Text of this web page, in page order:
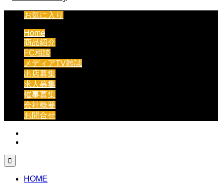
お気に入り
Home
商品紹介
FC相談
メディアTV雑誌
出店募集
求人募集
催事募集
会社概要
お問合せ

HOME